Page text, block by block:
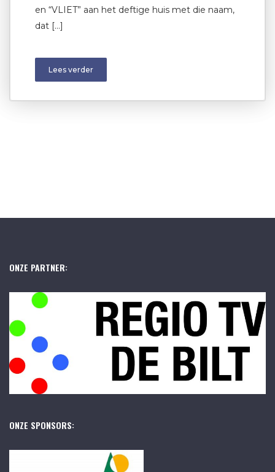
en “VLIET” aan het deftige huis met die naam,
dat […]
Lees verder
ONZE PARTNER:
ONZE SPONSORS: